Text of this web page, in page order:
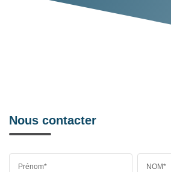
Nous contacter
Prénom* NOM*